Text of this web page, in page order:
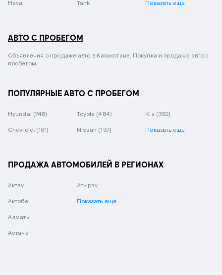
Haval Tank Показать еще
АВТО С ПРОБЕГОМ
Объявления о продаже авто в Казахстане. Покупка и продажа авто с
пробегом.
ПОПУЛЯРНЫЕ АВТО С ПРОБЕГОМ
Hyundai (748) Toyota (484) Kia (332)
Chevrolet (161) Nissan (137) Показать еще
ПРОДАЖА АВТОМОБИЛЕЙ В РЕГИОНАХ
Актау
Актобе
Алматы
Астана
Атырау
Показать еще